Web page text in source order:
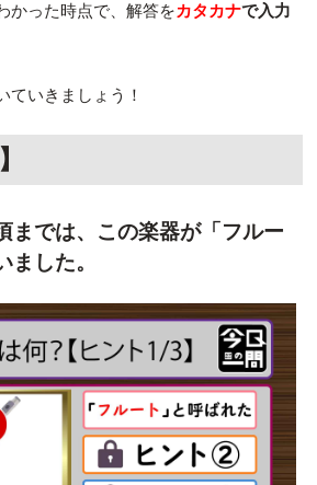
かった時点で、解答をカタカナで入力
ていきましょう！
までは、この楽器が「フルー
ました。